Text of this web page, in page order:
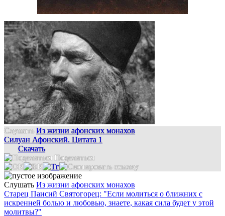
Слушать Из жизни афонских монахов
Силуан Афонский. Цитата 1
Скачать
Поделиться
Слушать Из жизни афонских монахов
Старец Паисий Святогорец: "Если молиться о ближних с
искренней болью и любовью, знаете, какая сила будет у этой
молитвы?"